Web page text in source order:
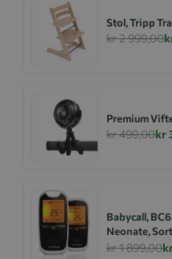
Stol, Tripp
kr 2 999,00
Premium
kr 499,00kr
Babycall,
Neonate, Sort
kr 1 899,00